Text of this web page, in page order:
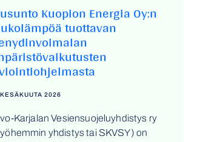
Kuopion Energia Oy:n
tuottavan
2026
Karjalan Vesiensuojeluyhdistys ry
yhdistys tai SKVSY) on